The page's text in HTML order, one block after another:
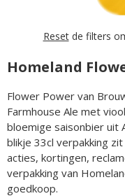
Resetde filters
Homeland
Flower Power van
Farmhouse Ale met
bloemige saisonbier uit
blikje 33cl verpakking
acties, kortingen,
verpakking van
goedkoop.